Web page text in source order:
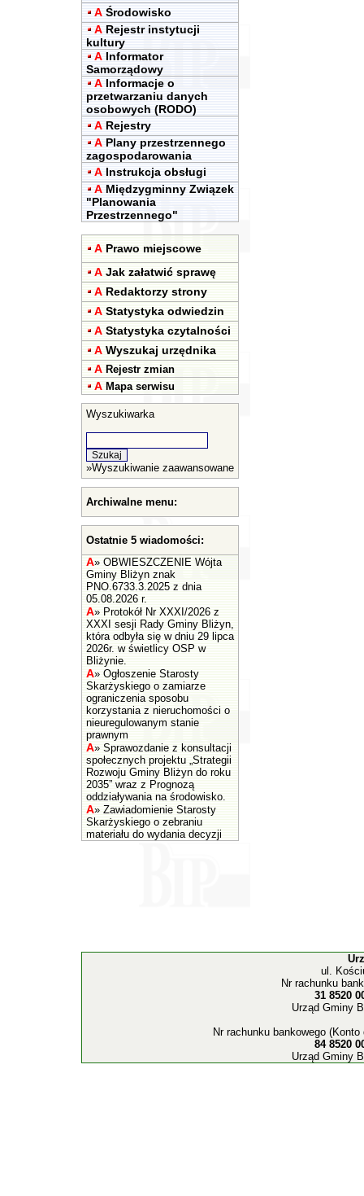
A Środowisko
A Rejestr instytucji
kultury
A Informator
Samorządowy
A Informacje o
przetwarzaniu danych
osobowych (RODO)
A Rejestry
A Plany przestrzennego
zagospodarowania
A Instrukcja obsługi
A Międzygminny Związek
"Planowania
Przestrzennego"
A Prawo miejscowe
A Jak załatwić sprawę
A Redaktorzy strony
A Statystyka odwiedzin
A Statystyka czytalności
A Wyszukaj urzędnika
A Rejestr zmian
A Mapa serwisu
Wyszukiwarka
»Wyszukiwanie zaawansowane
Archiwalne menu:
Ostatnie 5 wiadomości:
A» OBWIESZCZENIE Wójta
Gminy Bliżyn znak
PNO.6733.3.2025 z dnia
05.08.2026 r.
A» Protokół Nr XXXI/2026 z
XXXI sesji Rady Gminy Bliżyn,
która odbyła się w dniu 29 lipca
2026r. w świetlicy OSP w
Bliżynie.
A» Ogłoszenie Starosty
Skarżyskiego o zamiarze
ograniczenia sposobu
korzystania z nieruchomości o
nieuregulowanym stanie
prawnym
A» Sprawozdanie z konsultacji
społecznych projektu „Strategii
Rozwoju Gminy Bliżyn do roku
2035” wraz z Prognozą
oddziaływania na środowisko.
A» Zawiadomienie Starosty
Skarżyskiego o zebraniu
materiału do wydania decyzji
ul.
Nr rachunku
31 8520
Urząd Gminy
Nr rachunku bankowego
84 8520
Urząd Gminy